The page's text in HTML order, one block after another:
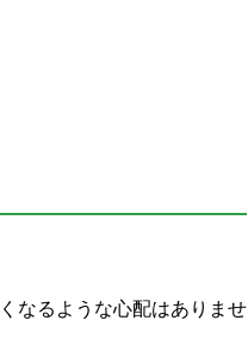
なるような心配はありませ